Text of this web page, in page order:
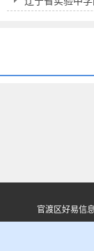
官渡区好易信